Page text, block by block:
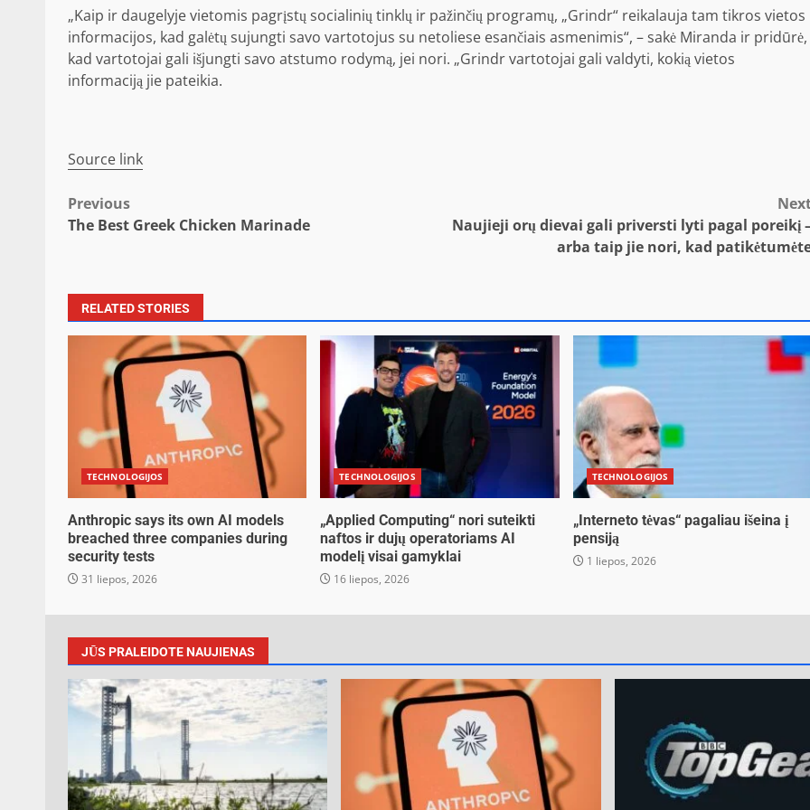
„Kaip ir daugelyje vietomis pagrįstų socialinių tinklų ir pažinčių programų, „Grindr“ reikalauja tam tikros vietos
informacijos, kad galėtų sujungti savo vartotojus su netoliese esančiais asmenimis“, – sakė Miranda ir pridūrė,
kad vartotojai gali išjungti savo atstumo rodymą, jei nori. „Grindr vartotojai gali valdyti, kokią vietos
informaciją jie pateikia.
Source link
Post
Previous
The Best Greek Chicken Marinade
Naujieji orų dievai gali priversti lyti pagal poreikį
arba taip jie nori, kad
RELATED STORIES
TECHNOLOGIJOS
Anthropic says its own AI models
breached three companies during
security tests
31 liepos, 2026
TECHNOLOGIJOS
„Applied Computing“ nori suteikti
naftos ir dujų operatoriams AI
modelį visai gamyklai
16 liepos, 2026
TECHNOLOGIJOS
„Interneto tėvas“ pagaliau išeina į
pensiją
1 liepos, 2026
JŪS PRALEIDOTE NAUJIENAS